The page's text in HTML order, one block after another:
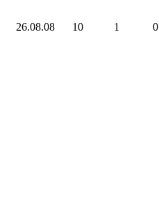
26.08.08 10 1 0